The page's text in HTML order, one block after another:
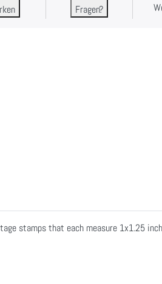
Fragen?
stamps that each measure 1x1.25